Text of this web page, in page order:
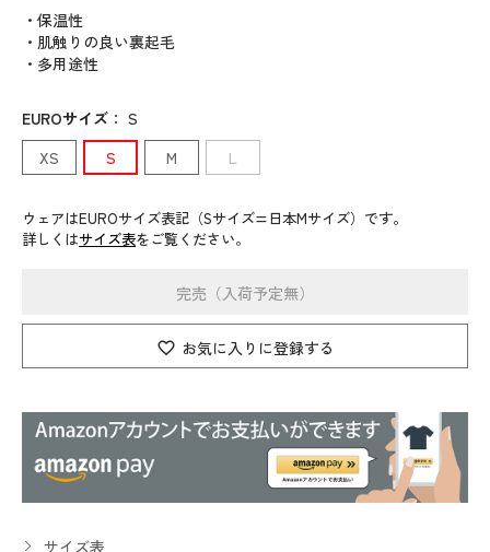
・保温性
・肌触りの良い裏起毛
・多用途性
EUROサイズ ： S
XS
S M L
ウェアはEUROサイズ表記（Sサイズ=日本Mサイズ）です。
詳しくはサイズ表をご覧ください。
完売（入荷予定無）
お気に入りに登録する
サイズ表